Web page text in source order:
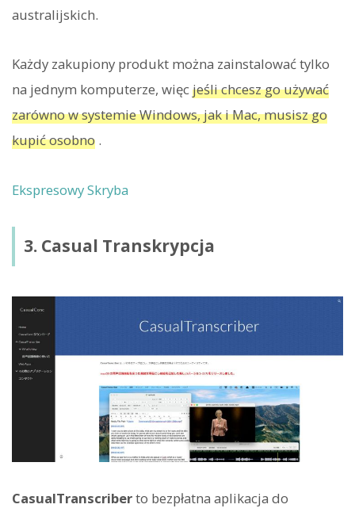
australijskich.
Każdy zakupiony produkt można zainstalować tylko
na jednym komputerze, więcjeśli chcesz go używać
zarówno w systemie Windows, jak i Mac, musisz go
kupić osobno .
Ekspresowy Skryba
3. Casual Transkrypcja
CasualTranscriberto bezpłatna aplikacja do